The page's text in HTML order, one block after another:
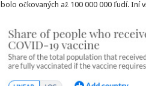
bolo očkovaných až 100 000 000 ľudí. Iní